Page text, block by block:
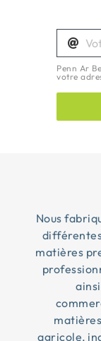
Penn Ar
votre
Nous
matières
agricole,